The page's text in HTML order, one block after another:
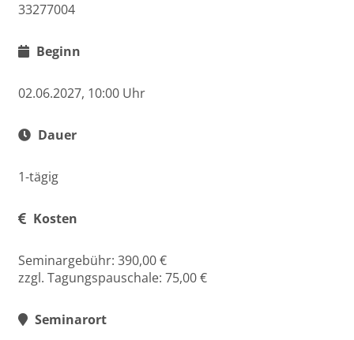
33277004
Beginn
02.06.2027, 10:00 Uhr
Dauer
1-tägig
Kosten
Seminargebühr: 390,00 €
zzgl. Tagungspauschale: 75,00 €
Seminarort